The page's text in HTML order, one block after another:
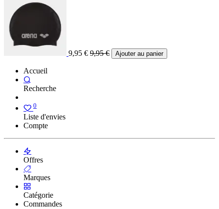
9,95 € 9,95€ Ajouter au panier
Accueil
Recherche
0
Liste d'envies
Compte
Offres
Marques
Catégorie
Commandes